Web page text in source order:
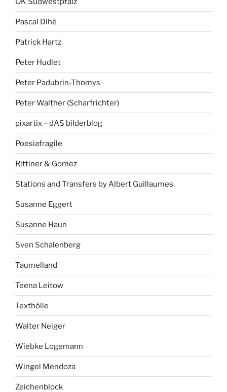
Pascal Dihé
Patrick Hartz
Peter Hudlet
Peter Padubrin-Thomys
Peter Walther (Scharfrichter)
pixartix – dAS bilderblog
Poesiafragile
Rittiner & Gomez
Stations and Transfers by Albert Guillaumes
Susanne Eggert
Susanne Haun
Sven Schalenberg
Taumelland
Teena Leitow
Texthölle
Walter Neiger
Wiebke Logemann
Wingel Mendoza
Zeichenblock